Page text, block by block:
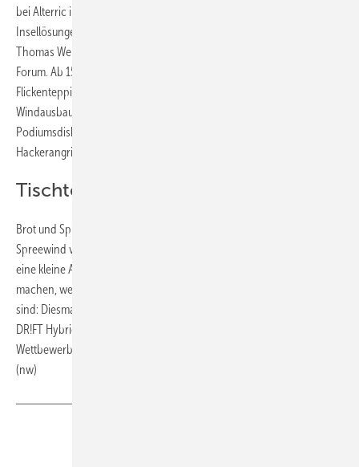
bei Alterric in Forum 13 am selben Tag. „Gesamtsystem statt
Insellösungen – Kosten senken, Ertrag steigern“ - so ein Vortrag von
Thomas Werner, DNV Energy Systems Germany GmbH, in diesem
Forum. Ab 15 h heißt es dort „Manchmal ist weniger mehr: Warum ein
Flickenteppich aus Beteiligungsregelungen auf Länderebene den
Windausbau ausbremsen könnte“. Juwi startet sei Forum 14 mit einer
Podiumsdiskussion: Das moderne Stromsystem in Zeiten von
Hackerangriffen und Smart Technologie.
Tischtennis und Karaoke
Brot und Spiele - so das Motto der diesjährigen Windenergietage von
Spreewind vom 8. bis 11.November in Potsdam. An dieser Stelle nur
eine kleine Auswahl der abendlichen Aktivitäten, die verständlich
machen, weshalb „Spiele“ diesmal sogar Teil des Mottos geworden
sind: Diesmal gibt es Basketball, das Casino, eine Carrera-Rennbahn,
DR!FT Hybrid Gaming. Drohnenspiel Karaoke, Laser Labyrinth, Lego
Wettbewerb, Minigolf, Quiz, Tischtennis, Torwand und vieles mehr.
(nw)